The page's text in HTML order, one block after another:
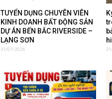
TUYỂN DỤNG CHUYÊN VIÊN
KINH DOANH BẤT ĐỘNG SẢN
DỰ ÁN BẾN BẮC RIVERSIDE –
LẠNG SƠN
31/07/2026